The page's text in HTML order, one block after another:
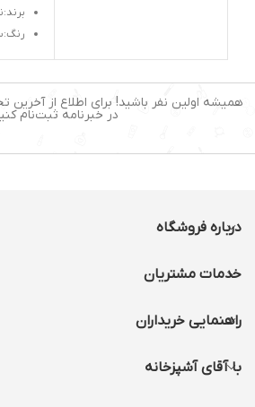
تنظیم زمان:60 دقیقه
توان
تعداد
همیشه اولین نفر باشید! برای اطلاع از آخرین
در خبرنامه ثبت‌نام
درباره فروشگاه
خدمات مشتریان
راهنمایی خریداران
با آقای آشپزخانه